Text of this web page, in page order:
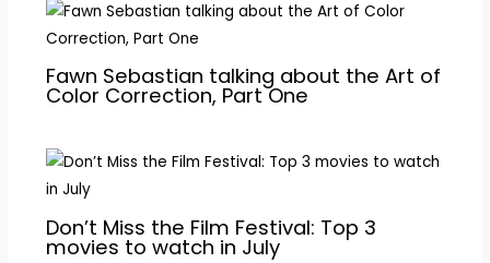
Fawn Sebastian talking about the Art of
Color Correction, Part One
Don’t Miss the Film Festival: Top 3
movies to watch in July